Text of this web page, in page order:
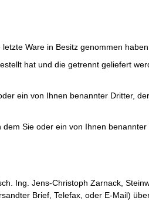
Ware in Besitz genommen haben
hat und die getrennt geliefert
ein von Ihnen benannter Dritter,
Sie oder ein von Ihnen benannter
Ing. Jens-Christoph Zarnack,
Brief, Telefax, oder E-Mail)